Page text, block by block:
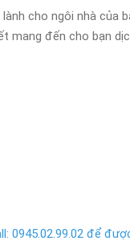
cho ngôi nhà của
mang đến cho bạn
0945.02.99.02 để